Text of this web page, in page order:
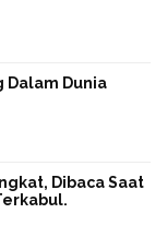
Dalam Dunia
Dibaca Saat